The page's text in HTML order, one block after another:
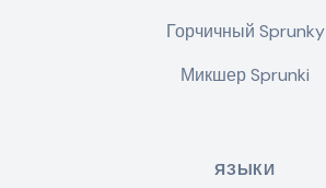
Горчичный Sprunky
Микшер Sprunki
ЯЗЫКИ